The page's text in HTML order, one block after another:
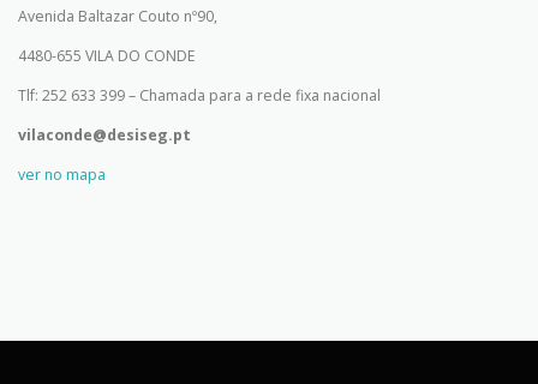
Avenida Baltazar Couto nº90,
4480-655 VILA DO CONDE
Tlf: 252 633 399 – Chamada para a rede fixa nacional
vilaconde@desiseg.pt
ver no mapa